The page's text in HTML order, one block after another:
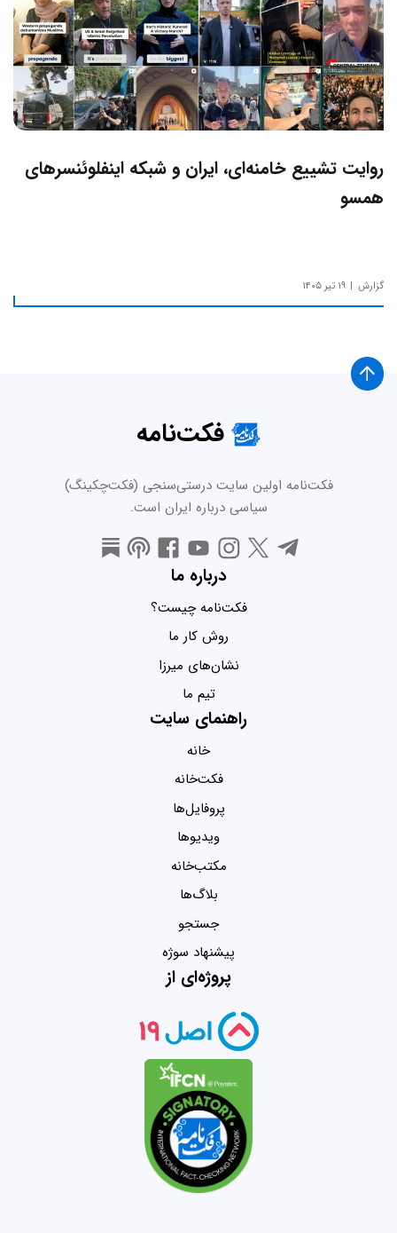
روایت تشییع خامنه‌ای، ایران و شبکه اینفلوئنسرهای
همسو
گزارش ۱۹ تیر ۱۴۰۵
فکت‌نامه
فکت‌نامه اولین سایت درستی‌سنجی (فکت‌چکینگ)
سیاسی درباره ایران است.
درباره ما
فکت‌نامه چیست؟
روش کار ما
نشان‌های میرزا
تیم ما
راهنمای سایت
خانه
فکت‌خانه
پروفایل‌ها
ویدیو‌ها
مکتب‌خانه
بلاگ‌ها
جستجو
پیشنهاد سوژه
پروژه‌ای از